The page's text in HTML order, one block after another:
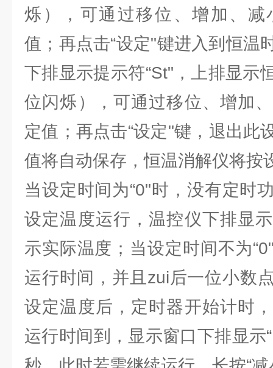
烁），可通过移位、增加、减
值；再点击“设定"键进入到恒温
下排显示提示符“St"，上排显示
位闪烁），可通过移位、增加
定值；再点击“设定"键，退出此
值将自动保存，恒温消解仪将按
当设定时间为“0"时，没有定时
设定温度运行，温控仪下排显
示实际温度；当设定时间不为
运行时间，并且zui后一位小数
设定温度后，定时器开始计时
运行时间到，显示窗口下排显示